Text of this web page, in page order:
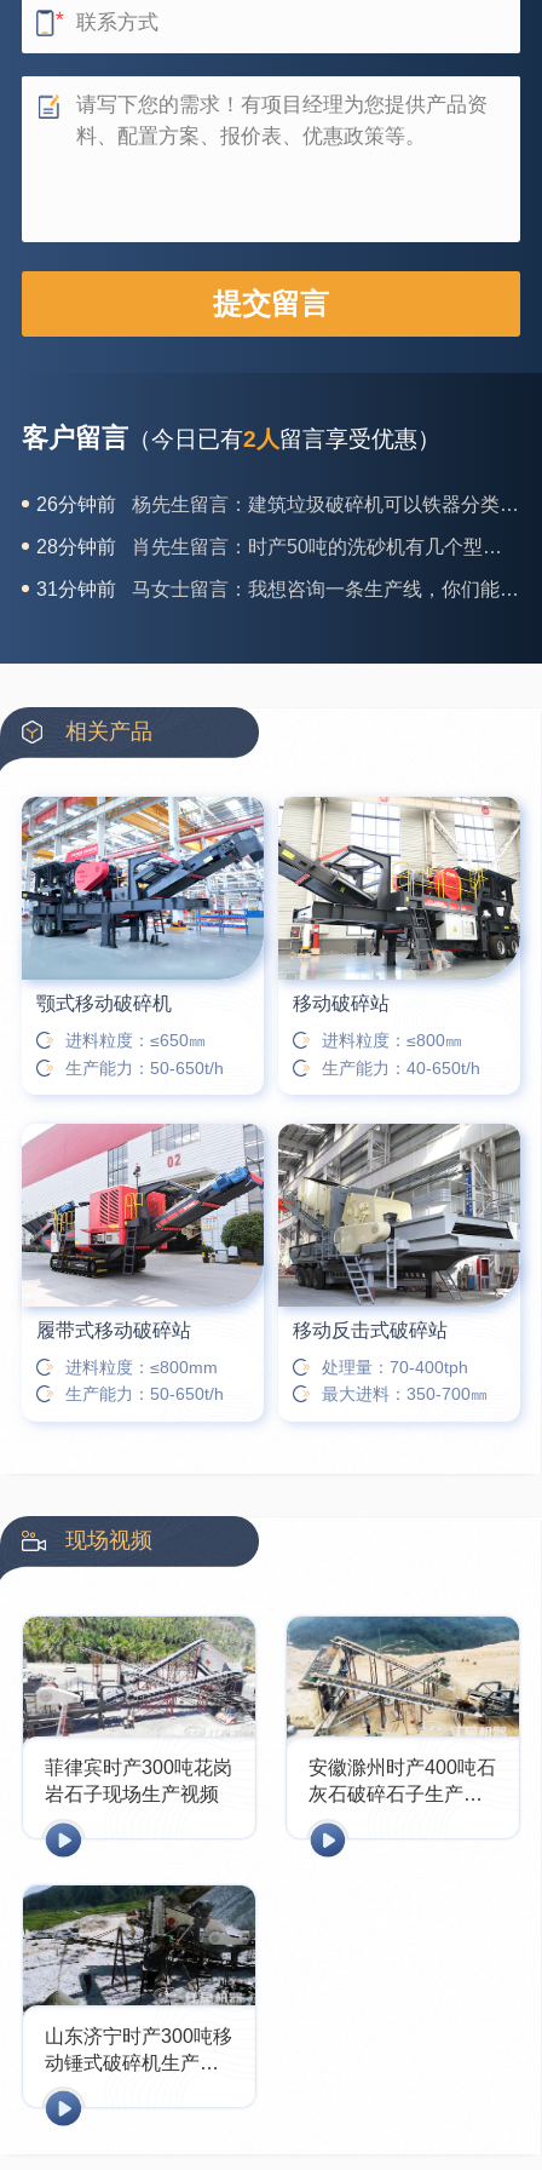
客户留言（今日已有2人留言享受优惠）
28分钟前 肖先生留言：时产50吨的洗砂机有几个型号？
31分钟前 马女士留言：我想咨询一条生产线，你们能做吗？
35分钟前 龚先生留言：处理河石、花岗岩的500*750颚破机什么价位？
3分钟前 王先生留言：水泥厂熟料能破碎吗？推荐用什么机器？
6分钟前 姚女士留言：这款破碎机一小时产能多大？是用电的还是燃油的？
12分钟前 宋先生留言：50吨左右的制砂机大概什么价位？
16分钟前 柳先生留言：洗石英砂全套设备有哪些？
26分钟前 杨先生留言：建筑垃圾破碎机可以铁器分类吗？
相关产品
颚式移动破碎机
进料粒度：≤650㎜
生产能力：50-650t/h
移动破碎站
进料粒度：≤800㎜
生产能力：40-650t/h
履带式移动破碎站
进料粒度：≤800mm
生产能力：50-650t/h
移动反击式破碎站
处理量：70-400tph
最大进料：350-700㎜
现场视频
菲律宾时产300吨花岗
岩石子现场生产视频
安徽滁州时产400吨石
灰石破碎石子生产线
现场视频
山东济宁时产300吨移
动锤式破碎机生产线
现场视频